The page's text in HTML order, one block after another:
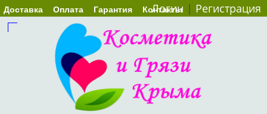
Доставка Оплата Гарантия Контакты
Логин | Регистрация